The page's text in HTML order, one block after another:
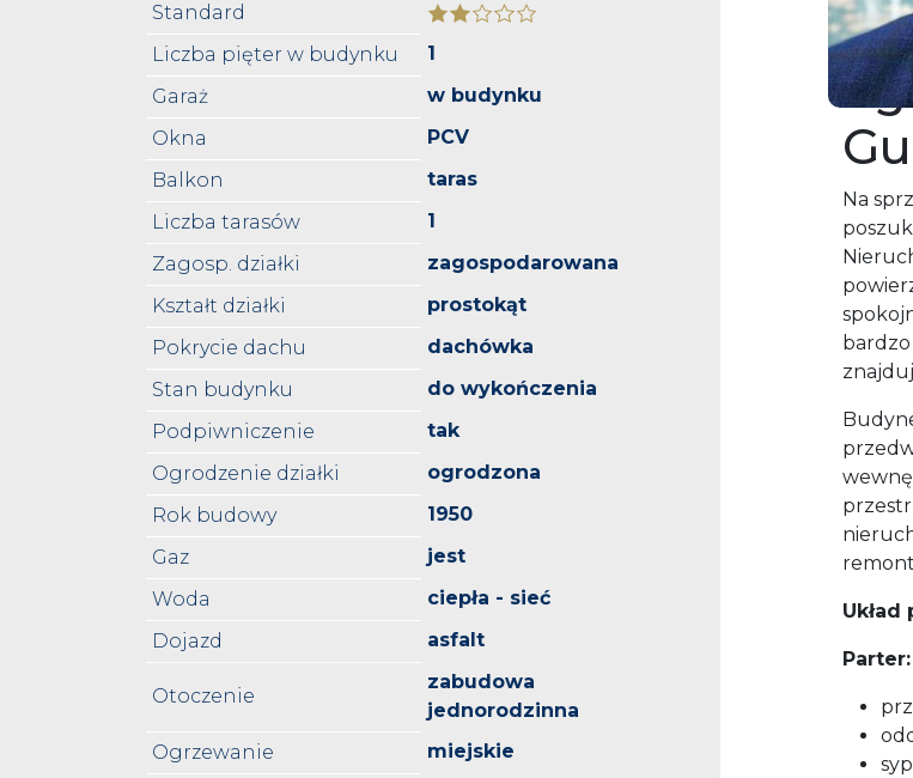
Standard
Liczba pięter w budynku
1
Garaż
w budynku
Okna
PCV
Balkon
taras
Liczba tarasów
1
Zagosp. działki
zagospodarowana
Kształt działki
prostokąt
Pokrycie dachu
dachówka
Stan budynku
do wykończenia
Podpiwniczenie
tak
Ogrodzenie działki
ogrodzona
Rok budowy
1950
Gaz
jest
Woda
ciepła - sieć
Dojazd
asfalt
Otoczenie
zabudowa
jednorodzinna
Ogrzewanie
miejskie
Na
Parter: